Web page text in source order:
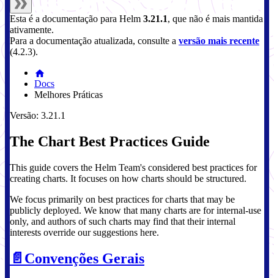
Esta é a documentação para Helm 3.21.1, que não é mais mantida
ativamente.
Para a documentação atualizada, consulte a versão mais recente
(4.2.3).
Docs
Melhores Práticas
Versão: 3.21.1
The Chart Best Practices Guide
This guide covers the Helm Team's considered best practices for
creating charts. It focuses on how charts should be structured.
We focus primarily on best practices for charts that may be
publicly deployed. We know that many charts are for internal-use
only, and authors of such charts may find that their internal
interests override our suggestions here.
📄️ Convenções Gerais